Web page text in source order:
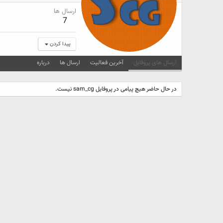
ارسال ها
7
پیدا کردن
ارسال های پروفایل آخرین فعالیت ارسال ها درباره
در حال حاضر هیچ پیامی در پروفایل sam_cg نیست.